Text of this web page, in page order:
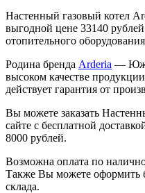
Настенный газовый котел
выгодной цене 33140
отопительного
Родина бренда Arderia —
высоком качестве
действует гарантия от
Вы можете заказать
сайте с бесплатной
8000 рублей.
Возможна оплата по
Также Вы можете оформить
склада.